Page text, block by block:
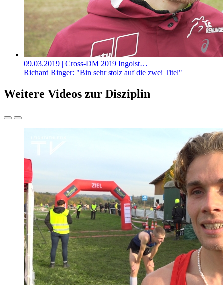
09.03.2019 | Cross-DM 2019 Ingolst…
Richard Ringer: "Bin sehr stolz auf die zwei Titel"
Weitere Videos zur Disziplin